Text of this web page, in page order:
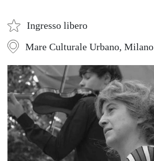
Ingresso libero
Mare Culturale Urbano, Milano